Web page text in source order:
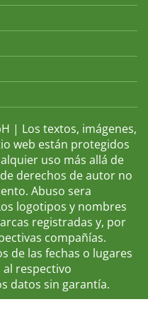
| Los textos, imágenes,
web están protegidos
uso más allá de
derechos de autor no
Abuso sera
logotipos y nombres
registradas y, por
compañías.
de las fechas o lugares
respectivo
datos sin garantía.